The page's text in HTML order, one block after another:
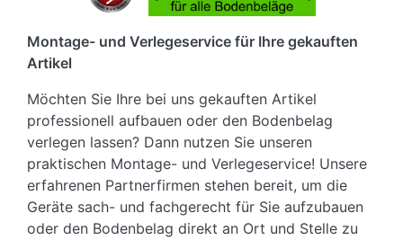
Montage- und Verlegeservice für Ihre gekauften
Artikel
Möchten Sie Ihre bei uns gekauften Artikel
professionell aufbauen oder den Bodenbelag
verlegen lassen? Dann nutzen Sie unseren
praktischen Montage- und Verlegeservice! Unsere
erfahrenen Partnerfirmen stehen bereit, um die
Geräte sach- und fachgerecht für Sie aufzubauen
oder den Bodenbelag direkt an Ort und Stelle zu